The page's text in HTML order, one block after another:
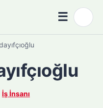
☰Menü
İş İnsanı